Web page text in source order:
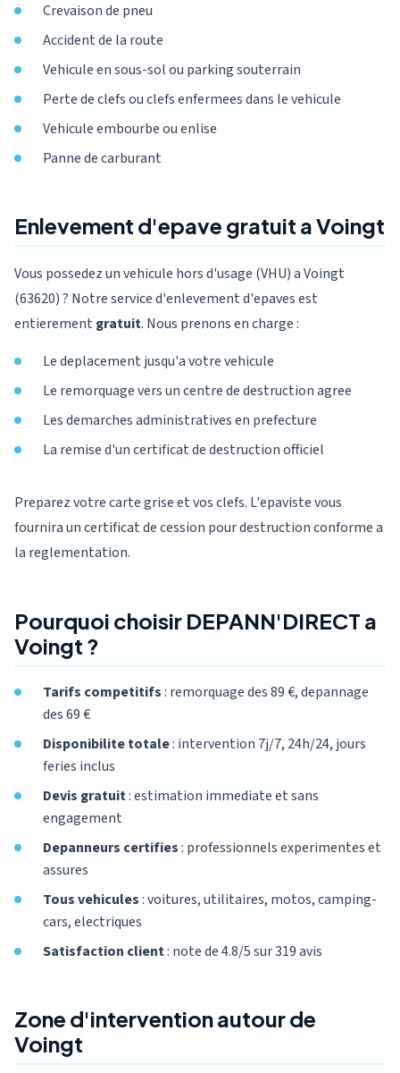
Crevaison de pneu
Accident de la route
Vehicule en sous-sol ou parking souterrain
Perte de clefs ou clefs enfermees dans le vehicule
Vehicule embourbe ou enlise
Panne de carburant
Enlevement d'epave gratuit a Voingt
Vous possedez un vehicule hors d'usage (VHU) a Voingt
(63620) ? Notre service d'enlevement d'epaves est
entierement gratuit. Nous prenons en charge :
Le deplacement jusqu'a votre vehicule
Le remorquage vers un centre de destruction agree
Les demarches administratives en prefecture
La remise d'un certificat de destruction officiel
Preparez votre carte grise et vos clefs. L'epaviste vous
fournira un certificat de cession pour destruction conforme a
la reglementation.
Pourquoi choisir DEPANN'DIRECT a
Voingt ?
Tarifs competitifs: remorquage des 89 €, depannage
des 69 €
Disponibilite totale: intervention 7j/7, 24h/24, jours
feries inclus
Devis gratuit: estimation immediate et sans
engagement
Depanneurs certifies: professionnels experimentes et
assures
Tous vehicules: voitures, utilitaires, motos, camping-
cars, electriques
Satisfaction client: note de 4.8/5 sur 319 avis
Zone d'intervention autour de
Voingt